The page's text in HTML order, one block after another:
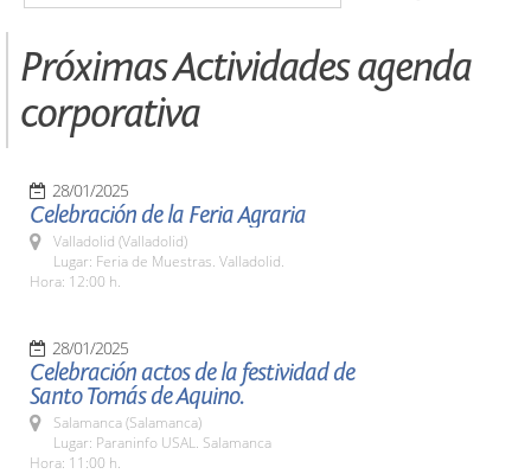
Próximas Actividades agenda
corporativa
28/01/2025
Celebración de la Feria Agraria
Valladolid (Valladolid)
Lugar: Feria de Muestras. Valladolid.
Hora: 12:00 h.
28/01/2025
Celebración actos de la festividad de
Santo Tomás de Aquino.
Salamanca (Salamanca)
Lugar: Paraninfo USAL. Salamanca
Hora: 11:00 h.